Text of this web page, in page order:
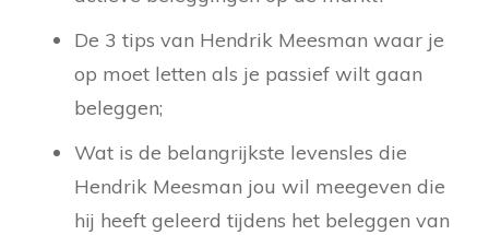
De 3 tips van Hendrik Meesman waar je
op moet letten als je passief wilt gaan
beleggen;
Wat is de belangrijkste levensles die
Hendrik Meesman jou wil meegeven die
hij heeft geleerd tijdens het beleggen van